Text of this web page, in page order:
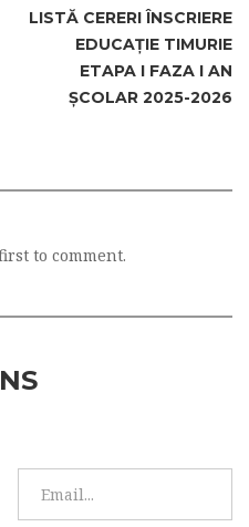
LISTĂ CERERI ÎNSCRIERE
EDUCAŢIE TIMURIE
ETAPA I FAZA I AN
ŞCOLAR 2025-2026
to comment.